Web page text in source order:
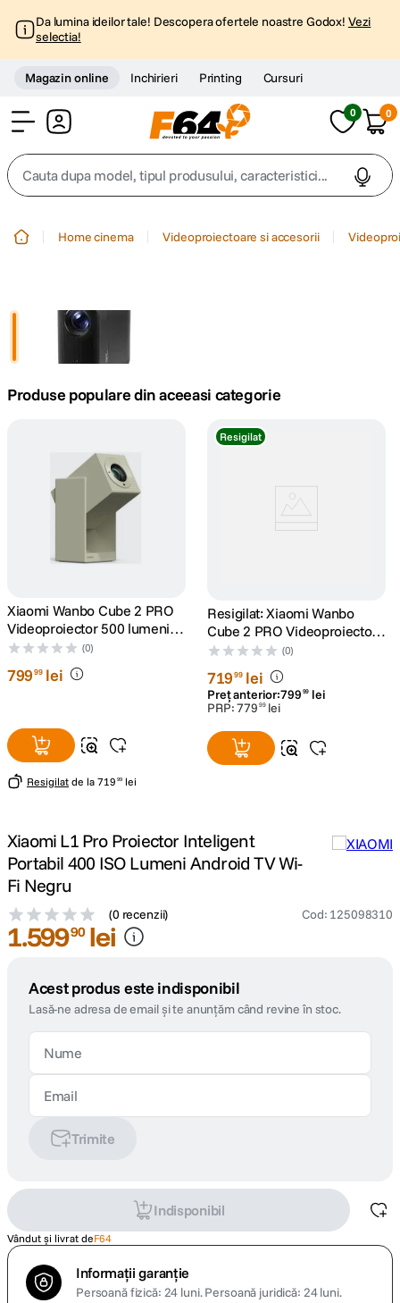
Da lumina ideilor tale! Descopera ofertele noastre Godox! Vezi
selectia!
Magazin online Inchirieri Printing Cursuri
0 0
Cauta dupa model, tipul produsului, caracteristici...
trepied
trepied telefon
4. peak design
lavaliera
card memorie
dji mic mini
9 dji osmo
10 . insta 360
Home cinema Videoproiectoare si accesorii
Produse populare din aceeasi categorie
Xiaomi Wanbo Cube 2 PRO
Videoproiector 500 lumeni
Full HD 1920x1080 Android
TV 11 Verde
(0)
79999 lei
Resigilat de la 719 99 lei
Resigilat
Resigilat: Xiaomi Wanbo
Cube 2 PRO Videoproiector
500 lumeni Full HD
1920x1080 Android TV 11
Verde - RS125098321-1
(0)
71999 lei
Preț anterior:799 99 lei
PRP:779 99 lei
Xiaomi L1 Pro Proiector Inteligent
Portabil 400 ISO Lumeni Android TV Wi-
Fi Negru
(0 recenzii) Cod: 125098310
1.59990 lei
Acest produs este indisponibil
Lasă-ne adresa de email și te anunțăm când revine în stoc.
Trimite
Indisponibil
Vândut și livrat deF64
Informații garanție
Persoană fizică: 24 luni.Persoană juridică: 24 luni.